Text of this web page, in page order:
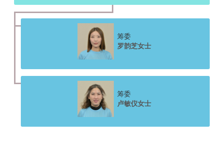
筹委
罗韵芝女士
筹委
卢敏仪女士